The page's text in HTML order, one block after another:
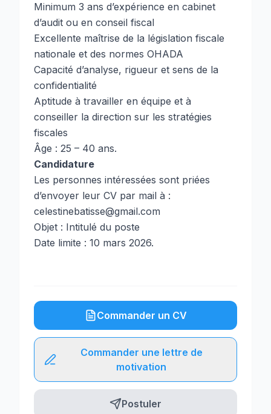
Minimum 3 ans d’expérience en cabinet
d’audit ou en conseil fiscal
Excellente maîtrise de la législation fiscale
nationale et des normes OHADA
Capacité d’analyse, rigueur et sens de la
confidentialité
Aptitude à travailler en équipe et à
conseiller la direction sur les stratégies
fiscales
Âge : 25 – 40 ans.
Candidature
Les personnes intéressées sont priées
d’envoyer leur CV par mail à :
celestinebatisse@gmail.com
Objet : Intitulé du poste
Date limite : 10 mars 2026.
Commander un CV
Commander une lettre de
motivation
Postuler